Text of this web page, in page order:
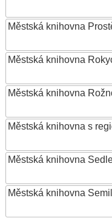
Městská knihovna
Městská knihovna
Městská knihovna
Městská knihovna s
Městská knihovna
Městská knihovna